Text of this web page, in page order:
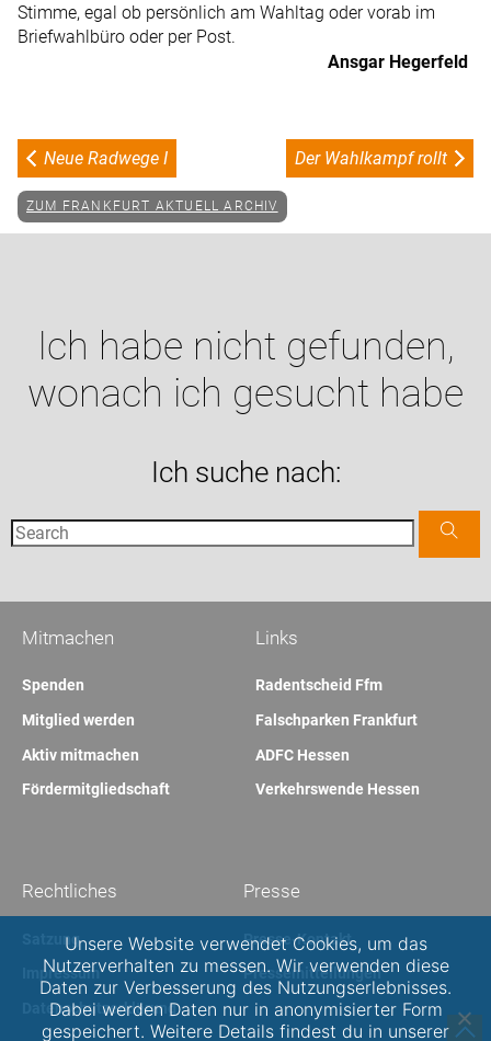
Stimme, egal ob persönlich am Wahltag oder vorab im
Briefwahlbüro oder per Post.
Ansgar Hegerfeld
Neue Radwege I Der Wahlkampf rollt
ZUM FRANKFURT AKTUELL ARCHIV
Ich habe nicht gefunden,
wonach ich gesucht habe
Ich suche nach:
Links
Radentscheid Ffm
Falschparken Frankfurt
ADFC Hessen
Verkehrswende Hessen
Mitmachen
Spenden
Mitglied werden
Aktiv mitmachen
Fördermitgliedschaft
Presse
Presse-Kontakt
Pressemitteilungen
Rechtliches
Satzung
Impressum
Datenschutzerklärung
Unsere Website verwendet Cookies, um das
Nutzerverhalten zu messen. Wir verwenden diese
Daten zur Verbesserung des Nutzungserlebnisses.
Dabei werden Daten nur in anonymisierter Form
gespeichert. Weitere Details findest du in unserer